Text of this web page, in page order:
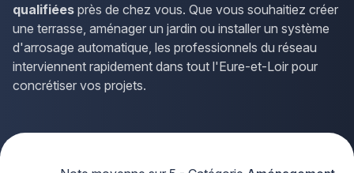
qualifiées près de chez vous. Que vous souhaitiez créer
une terrasse, aménager un jardin ou installer un système
d'arrosage automatique, les professionnels du réseau
interviennent rapidement dans tout l'Eure-et-Loir pour
concrétiser vos projets.